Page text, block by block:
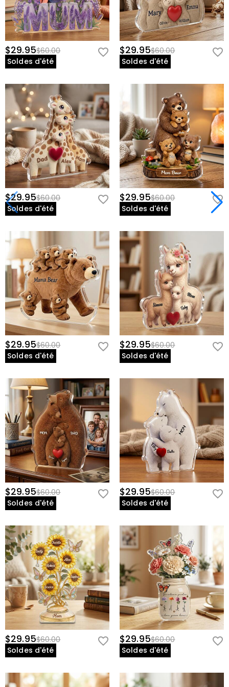
$29.95$60.00
Soldes d'été
$29.95$60.00
Soldes d'été
$29.95$60.00
Soldes d'été
$29.95$60.00
Soldes d'été
$29.95$60.00
Soldes d'été
$29.95$60.00
Soldes d'été
$29.95$60.00
Soldes d'été
$29.95$60.00
Soldes d'été
$29.95$60.00
Soldes d'été
$29.95$60.00
Soldes d'été